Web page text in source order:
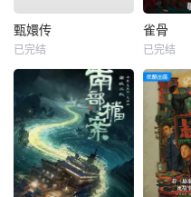
甄嬛传
已完结
雀骨
已完结